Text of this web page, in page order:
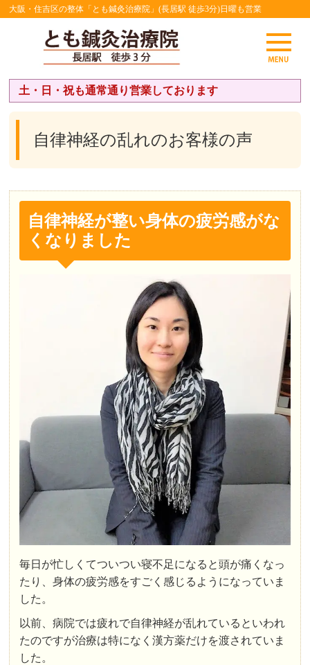
大阪・住吉区の整体「とも鍼灸治療院」(長居駅 徒歩3分)日曜も営業
土・日・祝も通常通り営業しております
自律神経の乱れのお客様の声
自律神経が整い身体の疲労感がな
くなりました
毎日が忙しくてついつい寝不足になると頭が痛くなっ
たり、身体の疲労感をすごく感じるようになっていま
した。
以前、病院では疲れで自律神経が乱れているといわれ
たのですが治療は特になく漢方薬だけを渡されていま
した。